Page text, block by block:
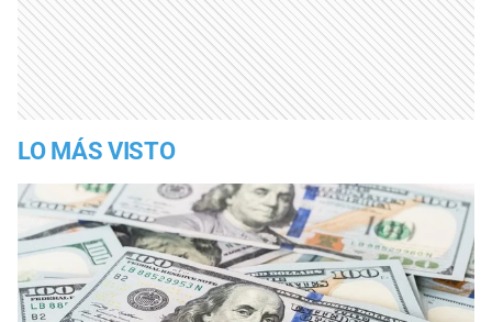
LO MÁS VISTO